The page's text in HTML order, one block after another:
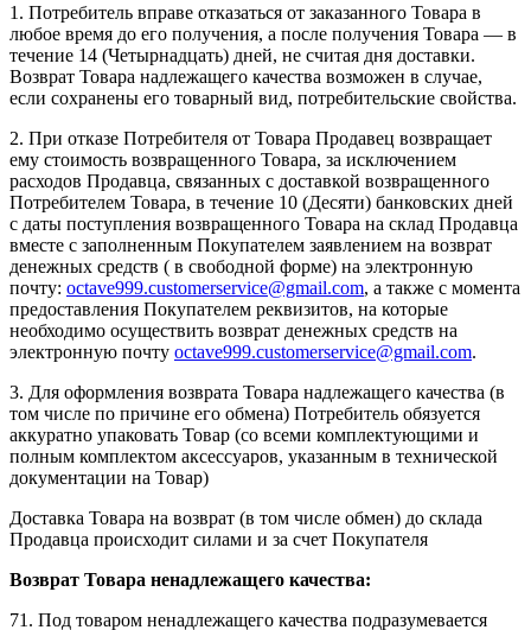
1. Потребитель вправе отказаться от заказанного Товара в
любое время до его получения, а после получения Товара — в
течение 14 (Четырнадцать) дней, не считая дня доставки.
Возврат Товара надлежащего качества возможен в случае,
если сохранены его товарный вид, потребительские свойства.
2. При отказе Потребителя от Товара Продавец возвращает
ему стоимость возвращенного Товара, за исключением
расходов Продавца, связанных с доставкой возвращенного
Потребителем Товара, в течение 10 (Десяти) банковских дней
с даты поступления возвращенного Товара на склад Продавца
вместе с заполненным Покупателем заявлением на возврат
денежных средств ( в свободной форме) на электронную
почту: octave999.customerservice@gmail.com, а также с момента
предоставления Покупателем реквизитов, на которые
необходимо осуществить возврат денежных средств на
электронную почту octave999.customerservice@gmail.com.
3. Для оформления возврата Товара надлежащего качества (в
том числе по причине его обмена) Потребитель обязуется
аккуратно упаковать Товар (со всеми комплектующими и
полным комплектом аксессуаров, указанным в технической
документации на Товар)
Доставка Товара на возврат (в том числе обмен) до склада
Продавца происходит силами и за счет Покупателя
Возврат Товара ненадлежащего качества:
71. Под товаром ненадлежащего качества подразумевается